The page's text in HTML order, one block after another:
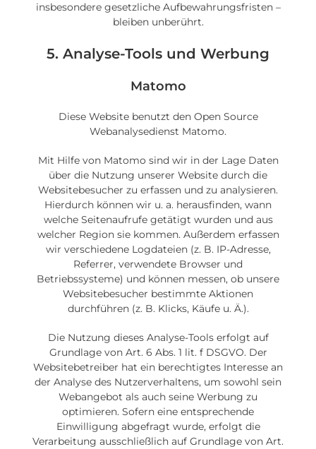
insbesondere gesetzliche Aufbewahrungsfristen –
bleiben unberührt.
5. Analyse-Tools und Werbung
Matomo
Diese Website benutzt den Open Source
Webanalysedienst Matomo.
Mit Hilfe von Matomo sind wir in der Lage Daten
über die Nutzung unserer Website durch die
Websitebesucher zu erfassen und zu analysieren.
Hierdurch können wir u. a. herausfinden, wann
welche Seitenaufrufe getätigt wurden und aus
welcher Region sie kommen. Außerdem erfassen
wir verschiedene Logdateien (z. B. IP-Adresse,
Referrer, verwendete Browser und
Betriebssysteme) und können messen, ob unsere
Websitebesucher bestimmte Aktionen
durchführen (z. B. Klicks, Käufe u. Ä.).
Die Nutzung dieses Analyse-Tools erfolgt auf
Grundlage von Art. 6 Abs. 1 lit. f DSGVO. Der
Websitebetreiber hat ein berechtigtes Interesse an
der Analyse des Nutzerverhaltens, um sowohl sein
Webangebot als auch seine Werbung zu
optimieren. Sofern eine entsprechende
Einwilligung abgefragt wurde, erfolgt die
Verarbeitung ausschließlich auf Grundlage von Art.